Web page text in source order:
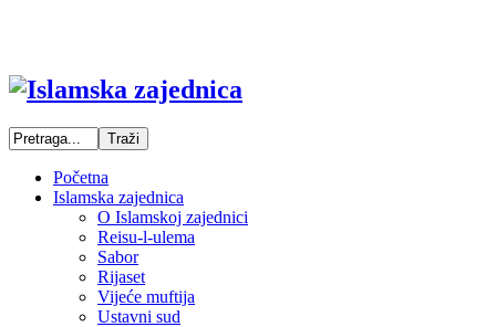
Početna
Islamska zajednica
O Islamskoj zajednici
Reisu-l-ulema
Sabor
Rijaset
Vijeće muftija
Ustavni sud